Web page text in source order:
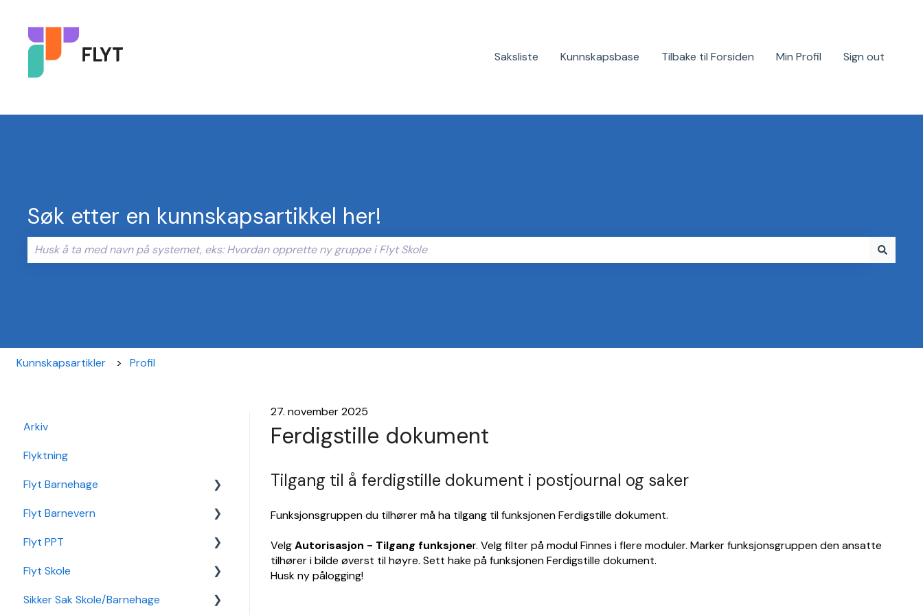
Saksliste Kunnskapsbase Tilbake til Forsiden Min Profil Sign out
Søk etter en kunnskapsartikkel her!
Kunnskapsartikler Profil
27. november 2025
Ferdigstille dokument
Tilgang til å ferdigstille dokument i postjournal og saker
Funksjonsgruppen du tilhører må ha tilgang til funksjonen Ferdigstille dokument.
VelgAutorisasjon - Tilgang funksjoner. Velg filter på modul Finnes i flere moduler. Marker funksjonsgruppen den ansatte
tilhører i bilde øverst til høyre. Sett hake på funksjonen Ferdigstille dokument.
Husk ny pålogging!
Arkiv
Flyktning
Flyt Barnehage
Flyt Barnehage Hjelpeside
Min Barnehage (app)
Redusert foreldrebetaling
Sikker Sak Barnehage
Flyt Barnevern
Autopay
Vedtak
Ansatt
Flyt PPT
Statistikk
Flyt Skole
Integrasjon Sikker Sak
Sikker Sak Skole/Barnehage